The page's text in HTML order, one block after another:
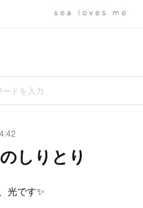
しりとり
光です✨